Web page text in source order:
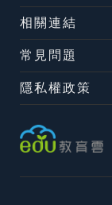
相關連結
常見問題
隱私權政策